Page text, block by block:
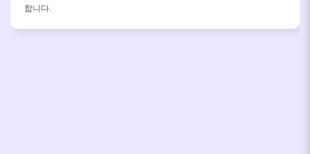
합니다.